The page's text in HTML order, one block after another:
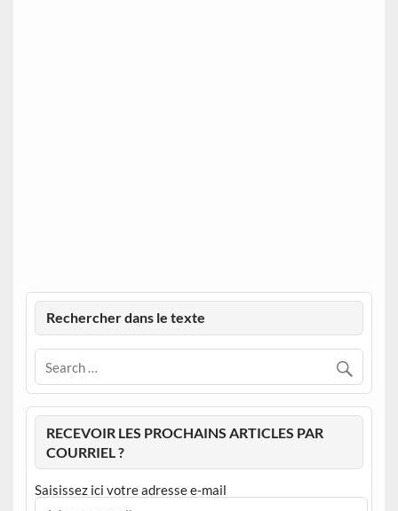
Rechercher dans le texte
RECEVOIR LES PROCHAINS ARTICLES PAR
COURRIEL ?
Saisissez ici votre adresse e-mail
Adresse